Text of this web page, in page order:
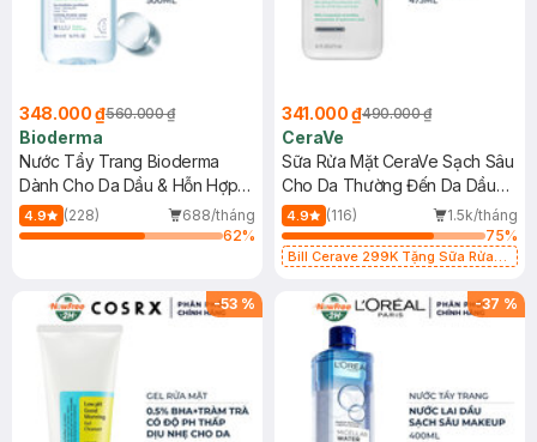
348.000 ₫560.000 ₫
Bioderma
Nước Tẩy Trang Bioderma
Dành Cho Da Dầu & Hỗn Hợp
500ml
4.9 (228)
688/tháng
62%
341.000 ₫490.000 ₫
CeraVe
Sữa Rửa Mặt CeraVe Sạch Sâu
Cho Da Thường Đến Da Dầu
473ml
4.9 (116)
1.5k/tháng
75%
Bill Cerave 299K Tặng Sữa Rửa
-53 % -37 %